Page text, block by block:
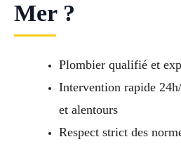
Mer ?
Plombier qualifié et
Intervention rapide
et alentours
Respect strict des